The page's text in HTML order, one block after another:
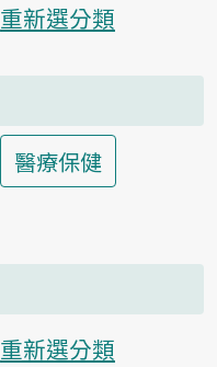
重新選分類
醫療保健
重新選分類